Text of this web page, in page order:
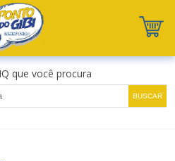
que você procura